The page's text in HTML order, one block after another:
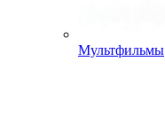
Мультфильмы